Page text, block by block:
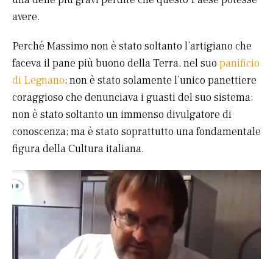
avere.
Perché Massimo non è stato soltanto l’artigiano che
faceva il pane più buono della Terra, nel suo panificio
di Legnano; non è stato solamente l’unico panettiere
coraggioso che denunciava i guasti del suo sistema;
non è stato soltanto un immenso divulgatore di
conoscenza; ma è stato soprattutto una fondamentale
figura della Cultura italiana.